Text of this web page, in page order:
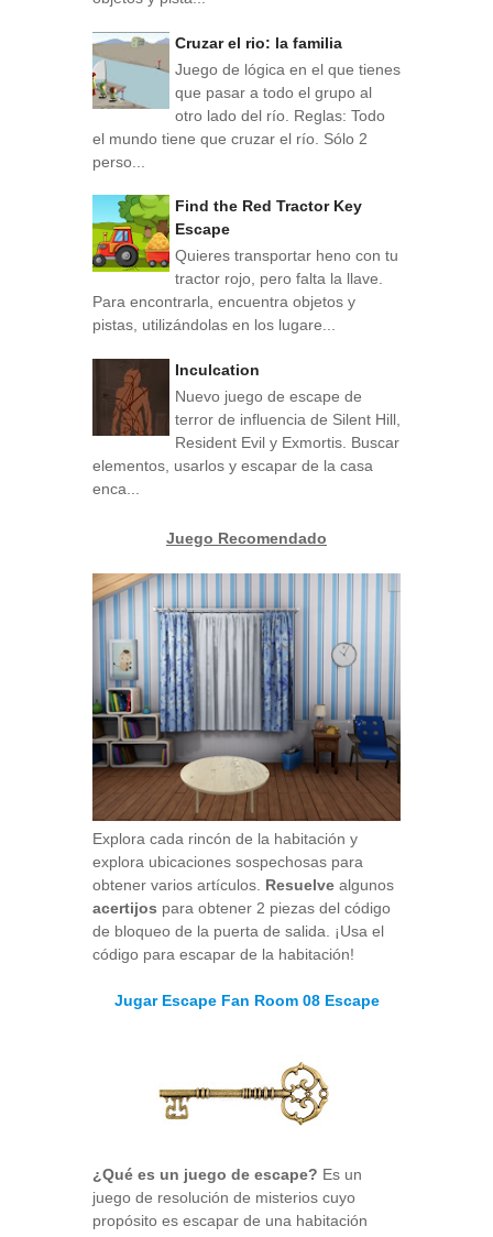
Cruzar el rio: la familia
Juego de lógica en el que tienes
que pasar a todo el grupo al
otro lado del río. Reglas: Todo
el mundo tiene que cruzar el río. Sólo 2
perso...
Find the Red Tractor Key
Escape
Quieres transportar heno con tu
tractor rojo, pero falta la llave.
Para encontrarla, encuentra objetos y
pistas, utilizándolas en los lugare...
Inculcation
Nuevo juego de escape de
terror de influencia de Silent Hill,
Resident Evil y Exmortis. Buscar
elementos, usarlos y escapar de la casa
enca...
Juego Recomendado
Explora cada rincón de la habitación y
explora ubicaciones sospechosas para
obtener varios artículos. Resuelve algunos
acertijos para obtener 2 piezas del código
de bloqueo de la puerta de salida. ¡Usa el
código para escapar de la habitación!
Jugar Escape Fan Room 08 Escape
¿Qué es un juego de escape? Es un
juego de resolución de misterios cuyo
propósito es escapar de una habitación